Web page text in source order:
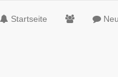
Startseite